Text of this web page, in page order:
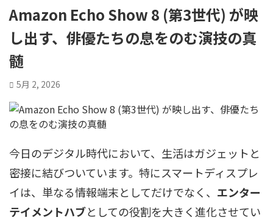
Amazon Echo Show 8 (第3世代) が映
し出す、俳優たちの息をのむ演技の真
髄
5月 2, 2026
今日のデジタル時代において、生活はガジェットと
密接に結びついています。特にスマートディスプレ
イは、単なる情報端末としてだけでなく、 エンター
テイメントハブとしての役割を大きく進化させてい